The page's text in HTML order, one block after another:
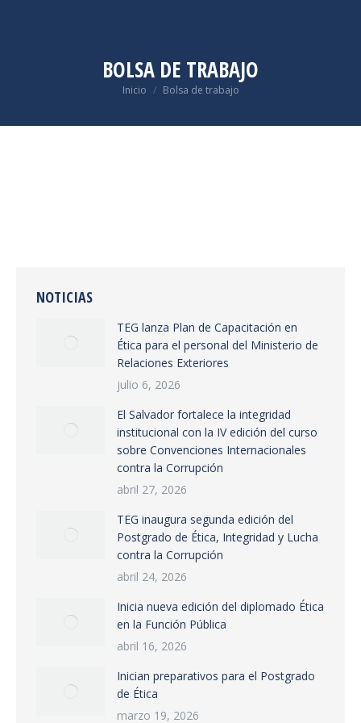
BOLSA DE TRABAJO
Estás aquí:
Inicio Bolsa de trabajo
NOTICIAS
TEG lanza Plan de Capacitación en
Ética para el personal del Ministerio de
Relaciones Exteriores
julio 6, 2026
El Salvador fortalece la integridad
institucional con la IV edición del curso
sobre Convenciones Internacionales
contra la Corrupción
abril 27, 2026
TEG inaugura segunda edición del
Postgrado de Ética, Integridad y Lucha
contra la Corrupción
abril 24, 2026
Inicia nueva edición del diplomado Ética
en la Función Pública
abril 16, 2026
Inician preparativos para el Postgrado
de Ética
marzo 19, 2026